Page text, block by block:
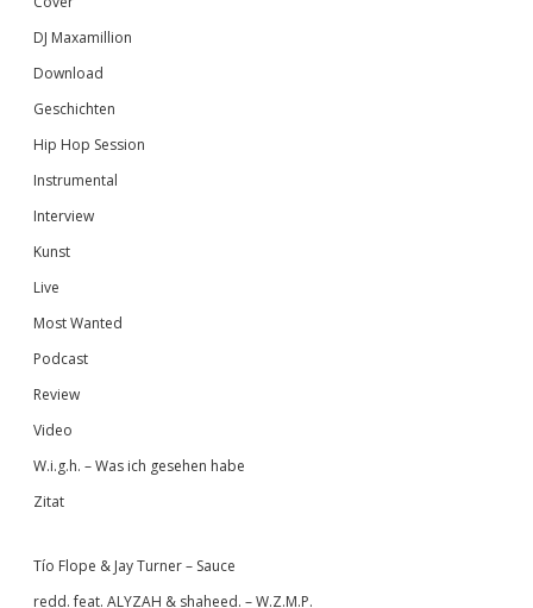
DJ Maxamillion
Download
Geschichten
Hip Hop Session
Instrumental
Interview
Kunst
Live
Most Wanted
Podcast
Review
Video
W.i.g.h. – Was ich gesehen habe
Zitat
Tío Flope & Jay Turner – Sauce
redd. feat. ALYZAH & shaheed. – W.Z.M.P.